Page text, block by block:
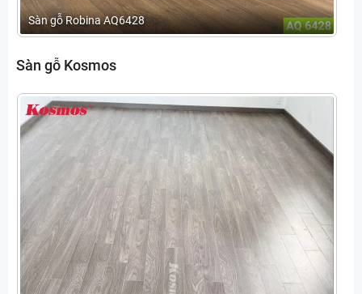
Sàn gỗ Robina AQ6428
Sàn gỗ Kosmos